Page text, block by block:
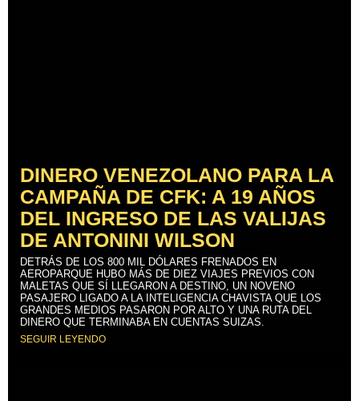
DINERO VENEZOLANO PARA LA
CAMPAÑA DE CFK: A 19 AÑOS
DEL INGRESO DE LAS VALIJAS
DE ANTONINI WILSON
DETRÁS DE LOS 800 MIL DÓLARES FRENADOS EN
AEROPARQUE HUBO MÁS DE DIEZ VIAJES PREVIOS CON
MALETAS QUE SÍ LLEGARON A DESTINO, UN NOVENO
PASAJERO LIGADO A LA INTELIGENCIA CHAVISTA QUE LOS
GRANDES MEDIOS PASARON POR ALTO Y UNA RUTA DEL
DINERO QUE TERMINABA EN CUENTAS SUIZAS.
SEGUIR LEYENDO